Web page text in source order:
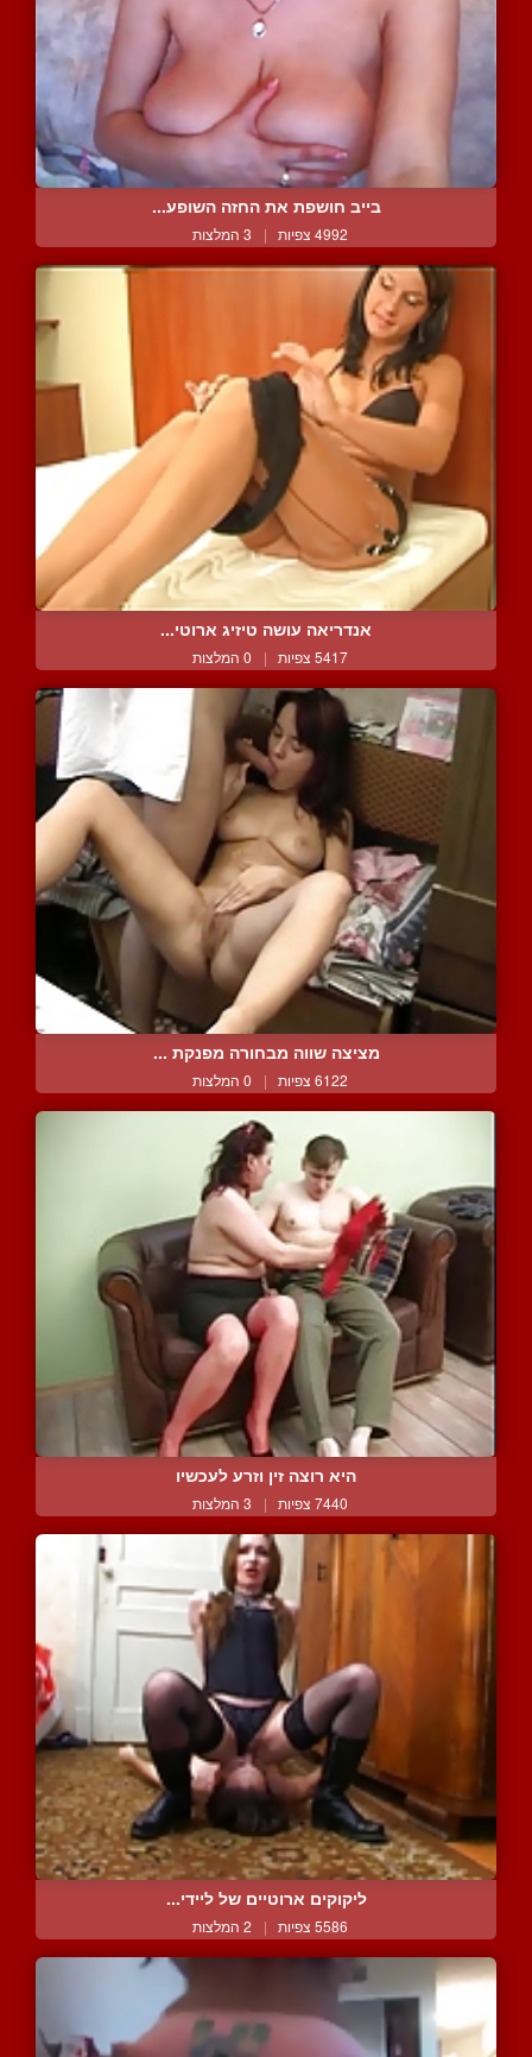
בייב חושפת את החזה השופע...
4992 צפיות | 3 המלצות
אנדריאה עושה טיזיג ארוטי...
5417 צפיות | 0 המלצות
מציצה שווה מבחורה מפנקת ...
6122 צפיות | 0 המלצות
היא רוצה זין וזרע לעכשיו
7440 צפיות | 3 המלצות
ליקוקים ארוטיים של ליידי...
5586 צפיות | 2 המלצות